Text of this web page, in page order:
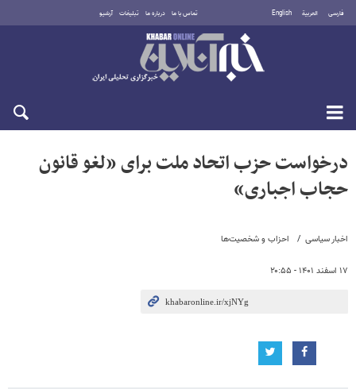
فارسی العربية English تماس با ما درباره ما تبلیغات آرشیو
جمعه ۱۶ مرداد ۱۴۰۵
اخبار سیاسی احزاب و شخصیت‌ها
۱۷ اسفند ۱۴۰۱ - ۲۰:۵۵
درخواست حزب اتحاد ملت برای «لغو قانون
حجاب اجباری»